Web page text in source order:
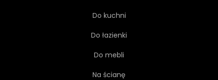
BIAŁY
Do kuchni
Do łazienki
Do mebli
Na ścianę